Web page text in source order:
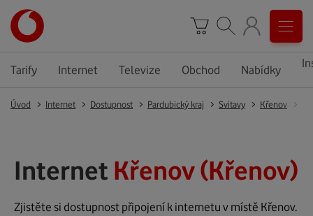
Tarify Internet Televize Obchod Nabídky
Úvod Internet Dostupnost Pardubický kraj Svitavy Křenov
Internet Křenov (Křenov)
Zjistěte si dostupnost připojení k internetu v místě Křenov.